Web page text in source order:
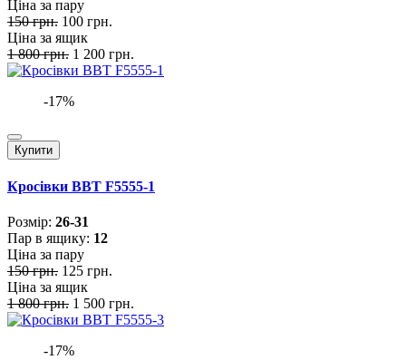
Ціна за пару
150 грн. 100 грн.
Ціна за ящик
1 800 грн. 1 200 грн.
-17%
Купити
Кросівки BBT F5555-1
Розмiр: 26-31
Пар в ящику: 12
Ціна за пару
150 грн. 125 грн.
Ціна за ящик
1 800 грн. 1 500 грн.
-17%